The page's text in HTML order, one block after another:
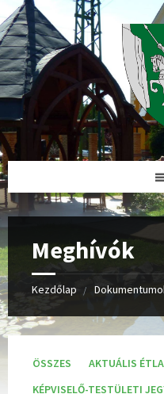
Meghívók
Kezdőlap
K
t
ÖSSZES
AKTUÁLIS
KÉPVISELŐ-TESTÜLETI